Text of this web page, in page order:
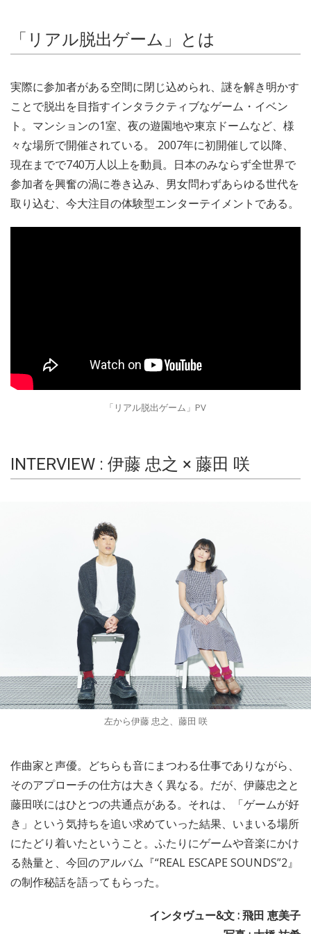
「リアル脱出ゲーム」とは
実際に参加者がある空間に閉じ込められ、謎を解き明かす
ことで脱出を目指すインタラクティブなゲーム・イベン
ト。マンションの1室、夜の遊園地や東京ドームなど、様
々な場所で開催されている。 2007年に初開催して以降、
現在までで740万人以上を動員。日本のみならず全世界で
参加者を興奮の渦に巻き込み、男女問わずあらゆる世代を
取り込む、今大注目の体験型エンターテイメントである。
「リアル脱出ゲーム」PV
INTERVIEW : 伊藤 忠之 × 藤田 咲
左から伊藤 忠之、藤田 咲
作曲家と声優。どちらも音にまつわる仕事でありながら、
そのアプローチの仕方は大きく異なる。だが、伊藤忠之と
藤田咲にはひとつの共通点がある。それは、「ゲームが好
き」という気持ちを追い求めていった結果、いまいる場所
にたどり着いたということ。ふたりにゲームや音楽にかけ
る熱量と、今回のアルバム『“REAL ESCAPE SOUNDS”2』
の制作秘話を語ってもらった。
インタヴュー&文 : 飛田 恵美子